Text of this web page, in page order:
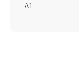
A1